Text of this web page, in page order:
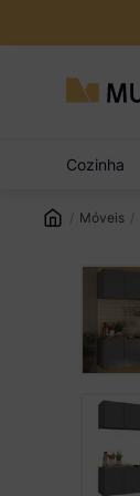
Cozinha
Móveis